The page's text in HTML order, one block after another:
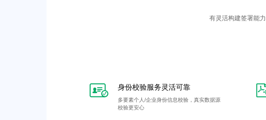
有灵活构建签署能
身份校验服务灵活可靠
多要素个人/企业身份信息校验，真实数据源
校验更安心